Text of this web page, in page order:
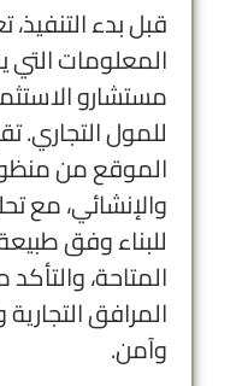
قبل بدء
المعلومات التي
مستشارو
للمول التجاري.
الموقع من
والإنشائي، مع
للبناء وفق
المتاحة،
المرافق
وآمن.